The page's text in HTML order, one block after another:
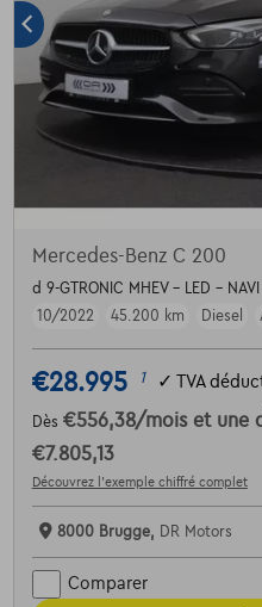
Mercedes-Benz C 200
d 9-GTRONIC MHEV - LED -
10/2022
45.200 km Diesel
€28.995 1 ✓ TVA
Dès €556,38/mois et une
€7.805,13
Découvrez l’exemple chiffré complet
8000 Brugge, DR Motors
Comparer